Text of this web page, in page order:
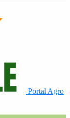
Portal Agro